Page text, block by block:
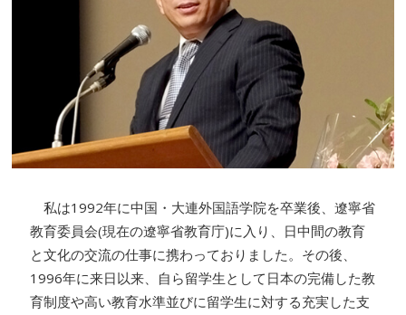
私は1992年に中国・大連外国語学院を卒業後、遼寧省
教育委員会(現在の遼寧省教育庁)に入り、日中間の教育
と文化の交流の仕事に携わっておりました。その後、
1996年に来日以来、自ら留学生として日本の完備した教
育制度や高い教育水準並びに留学生に対する充実した支